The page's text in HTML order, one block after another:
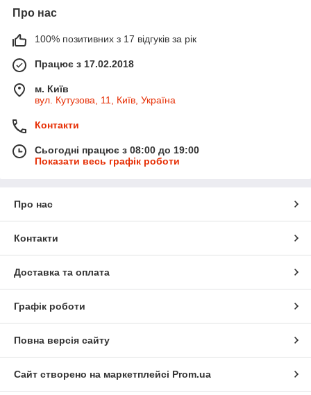
Про нас
100% позитивних з 17 відгуків за рік
Працює з 17.02.2018
м. Київ
вул. Кутузова, 11, Київ, Україна
Контакти
Сьогодні працює з 08:00 до 19:00
Показати весь графік роботи
Про нас
Контакти
Доставка та оплата
Графік роботи
Повна версія сайту
Сайт створено на маркетплейсі Prom.ua